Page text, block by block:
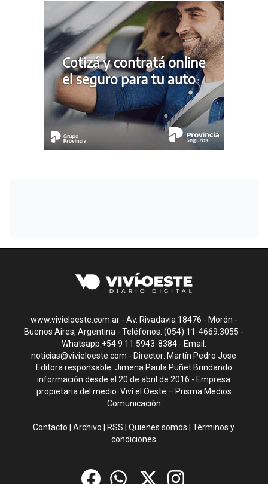
www.vivieloeste.com.ar - Av. Rivadavia 18476 - Morón -
Buenos Aires, Argentina - Teléfonos: (054) 11-4669.3055 -
Whatsapp:+54 9 11 5943-8384 - Email:
noticias@vivieloeste.com - Director: Martín Pedro Jose
Editora responsable: Jimena Paula Puñet Brindando
información desde el 20 de abril de 2016 - Empresa
propietaria del medio: Viví el Oeste – Prisma Medios
Comunicación
Contacto |Archivo RSS |Quienes somos |Términos y
condiciones